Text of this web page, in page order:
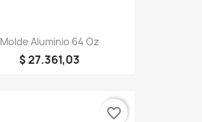
Molde Aluminio 64 Oz
$ 27.361,03
favorite_border